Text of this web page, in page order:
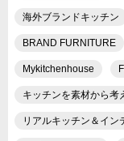
海外ブランドキッチン
BRAND FURNITURE
Mykitchenhouse
キッチンを素材から考
リアルキッチン＆イン